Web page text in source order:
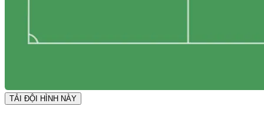
TẢI ĐỘI HÌNH NÀY